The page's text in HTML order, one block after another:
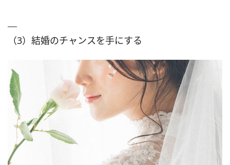
（3）結婚のチャンスを手にする